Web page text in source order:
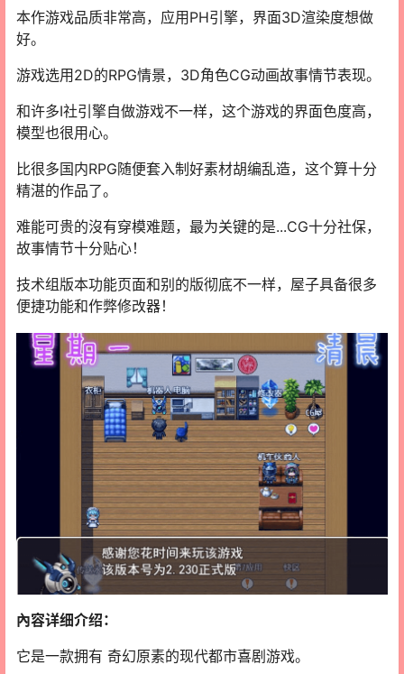
本作游戏品质非常高，应用PH引擎，界面3D渲染度想做
好。
游戏选用2D的RPG情景，3D角色CG动画故事情节表现。
和许多I社引擎自做游戏不一样，这个游戏的界面色度高，
模型也很用心。
比很多国内RPG随便套入制好素材胡编乱造，这个算十分
精湛的作品了。
难能可贵的沒有穿模难题，最为关键的是...CG十分社保，
故事情节十分贴心！
技术组版本功能页面和别的版彻底不一样，屋子具备很多
便捷功能和作弊修改器！
內容详细介绍：
它是一款拥有 奇幻原素的现代都市喜剧游戏。